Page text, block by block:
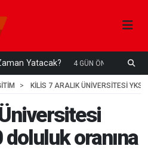
Yatacak? 4 GÜN ÖNCE
KILIS 7 ARALIK ÜNIVERSITESI
doluluk oranına